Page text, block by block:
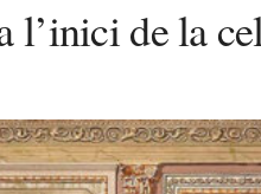
de la